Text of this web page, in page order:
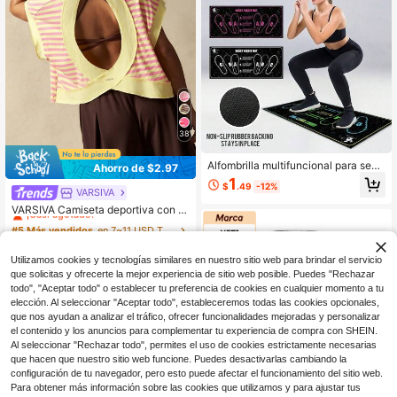
38
Ahorro de $2.97
VARSIVA
VARSIVA Camiseta deportiva con e
stampado de bloques de color contr
astante y rayas, con espalda hueca
#5 Más vendidos
¡Casi agotado!
#5 Más vendidos
en 7~11 USD Tops deportivos para mujer
#5 Más vendidos
en 7~11 USD Tops deportivos para mujer
#5 Más vendidos
en 7~11 USD Tops deportivos para mujer
¡Casi agotado!
$11.42 -21%
después del cupón
Alfombrilla multifuncional para sent
adillas con posición de pies para pr
evenir lesiones de rodilla, base engr
stética para sentadillas apta para ej
ercicios en piso de apartamento, en
trenamiento en casa, pilates y equi
$1 .49 -12%
Ahorro de $16.80
Utilizamos cookies y tecnologías similares en nuestro sitio web para brindar el servicio
que solicitas y ofrecerte la mejor experiencia de sitio web posible. Puedes "Rechazar
todo", "Aceptar todo" o establecer tu preferencia de cookies en cualquier momento a tu
elección. Al seleccionar "Aceptar todo", estableceremos todas las cookies opcionales,
que nos ayudan a analizar el tráfico, ofrecer funcionalidades mejoradas y personalizar
el contenido y los anuncios para complementar tu experiencia de compra con SHEIN.
Al seleccionar "Rechazar todo", permites el uso de cookies estrictamente necesarias
que hacen que nuestro sitio web funcione. Puedes desactivarlas cambiando la
configuración de tu navegador, pero esto puede afectar el funcionamiento del sitio web.
Para obtener más información sobre las cookies que utilizamos y para ajustar tus